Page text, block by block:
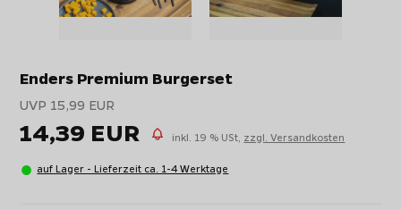
Enders Premium Burgerset
UVP 15,99 EUR
14,39 EUR inkl. 19 % USt, zzgl. Versandkosten
auf Lager - Lieferzeit ca. 1-4 Werktage